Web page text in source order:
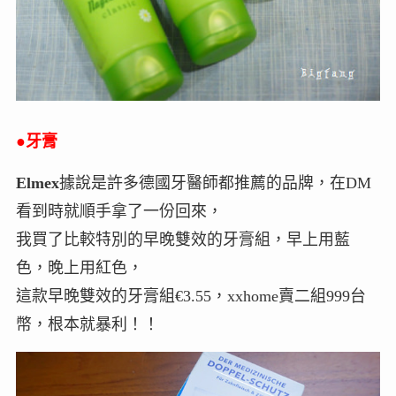
●牙膏
Elmex據說是許多德國牙醫師都推薦的品牌，在DM
看到時就順手拿了一份回來，
我買了比較特別的早晚雙效的牙膏組，早上用藍
色，晚上用紅色，
這款早晚雙效的牙膏組€3.55，xxhome賣二組999台
幣，根本就暴利！！